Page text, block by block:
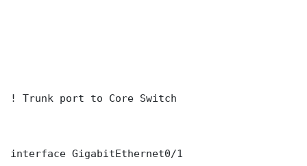
! Trunk port to Core Switch
interface GigabitEthernet0/1